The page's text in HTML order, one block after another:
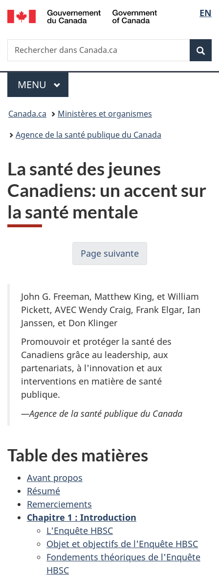
Passer
au
principal
Passer
à
Au
du
Passer
à
version
simplifiée
de
la
EN
Recherche
Rechercher
dans
Menu
MENU PRINCIPAL
Vous
êtes
Canada.ca
Ministères et organismes
Agence de la santé publique du Canada
La santé des jeunes
Canadiens: un accent sur
la santé mentale
Page suivante
John G. Freeman, Matthew King, et William
Pickett, AVEC Wendy Craig, Frank Elgar, Ian
Janssen, et Don Klinger
Promouvoir et protéger la santé des
Canadiens grâce au leadership, aux
partenariats, à l'innovation et aux
interventions en matière de santé
publique.
—Agence de la santé publique du Canada
Table des matières
Avant propos
Résumé
Remerciements
Chapitre 1 : Introduction
L'Enquête HBSC
Objet et objectifs de l'Enquête HBSC
Fondements théoriques de l'Enquête
HBSC